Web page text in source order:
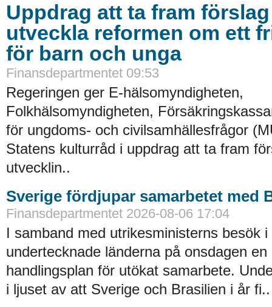
Uppdrag att ta fram
utveckla reformen om ett
för barn och unga
Finansdepartmentet 09:53
Regeringen ger E-hälsomyndigheten,
Folkhälsomyndigheten,
för ungdoms- och civilsamhällesfrågor
Statens kulturråd i uppdrag att ta fram
utvecklin..
Sverige fördjupar samarbetet med
Finansdepartmentet 2026-08-06 17:04
I samband med utrikesministerns besök i
undertecknade länderna på onsdagen en
handlingsplan för utökat samarbete.
i ljuset av att Sverige och Brasilien i år fi..